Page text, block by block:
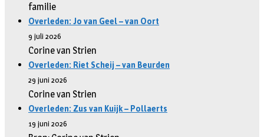
familie
Overleden: Jo van Geel – van Oort
9 juli 2026
Corine van Strien
Overleden: Riet Scheij – van Beurden
29 juni 2026
Corine van Strien
Overleden: Zus van Kuijk – Pollaerts
19 juni 2026